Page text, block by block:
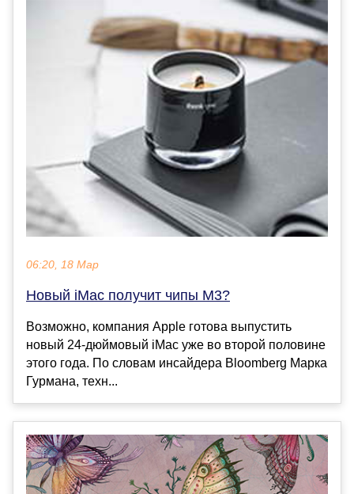
06:20, 18 Мар
Новый iMac получит чипы M3?
Возможно, компания Apple готова выпустить
новый 24-дюймовый iMac уже во второй половине
этого года. По словам инсайдера Bloomberg Марка
Гурмана, техн...